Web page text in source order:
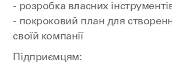
- розробка власних
- покроковий план для
своїй компанії
Підприємцям: